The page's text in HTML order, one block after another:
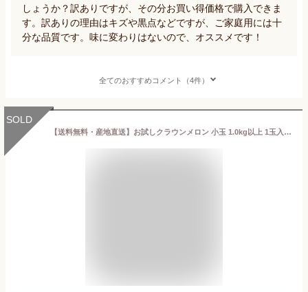
しょうか？訳ありですが、その分お買い得価格で購入できま
す。訳ありの理由はキズや黒点などですが、ご家庭用には十
分な品質です。味に変わりはないので、オススメです！
全てのおすすめコメント（4件）
SOLD
【送料無料・産地直送】お試しクラウンメロン 小玉 1.0kg以上 1玉入り 静岡クラウンメロン 静岡県産 マスクメロン メロン高級フルーツ メロン専門店 お中元 贈答 お祝い プレゼント